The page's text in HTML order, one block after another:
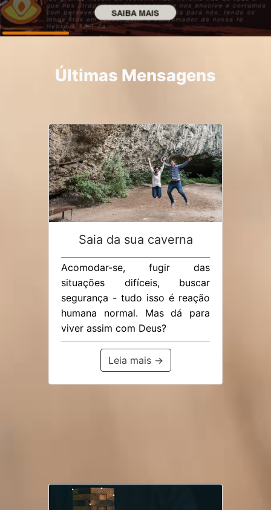
Últimas Mensagens
Saia da sua caverna
Acomodar-se, fugir das
situações difíceis, buscar
segurança - tudo isso é reação
humana normal. Mas dá para
viver assim com Deus?
Leia mais →